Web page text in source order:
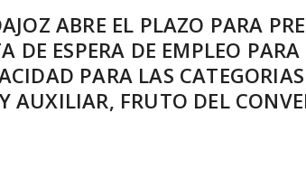
ABRE EL PLAZO PARA
DE ESPERA DE EMPLEO PARA
PARA LAS
AUXILIAR, FRUTO DEL